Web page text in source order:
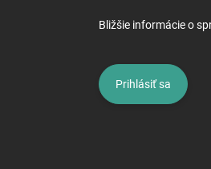
Bližšie informácie o
Prihlásiť sa